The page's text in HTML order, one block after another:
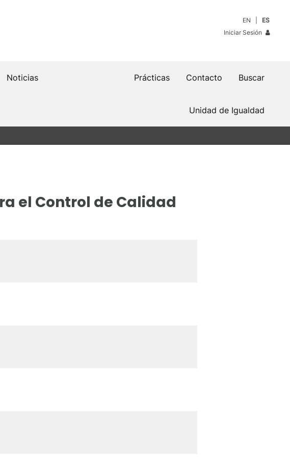
EN
ES
Iniciar Sesión
Buscar
Contacto
Prácticas
Noticias
Unidad de Igualdad
el Control de Calidad